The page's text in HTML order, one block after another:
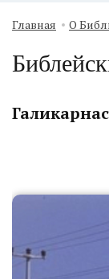
Главная О
Галикарнас